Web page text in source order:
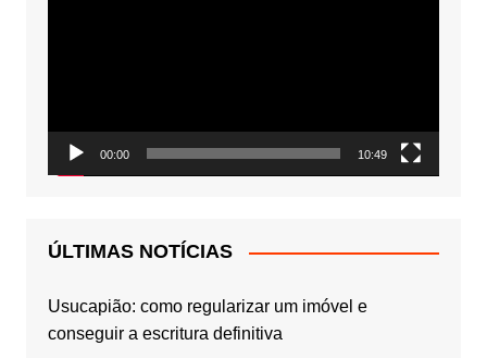
00:00 10:49
ÚLTIMAS NOTÍCIAS
Usucapião: como regularizar um imóvel e
conseguir a escritura definitiva